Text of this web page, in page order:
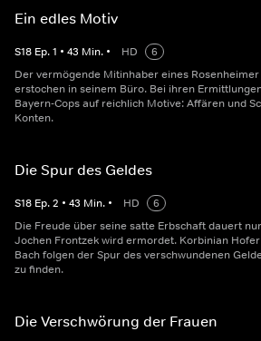
Ein edles Motiv
S18 Ep.1 • 43 Min. • HD
6
Der vermögende Mitinhaber eines
erstochen in seinem Büro. Bei ihren
Bayern-Cops auf reichlich Motive: Affären und
Konten.
Die Spur des Geldes
S18 Ep.2 • 43 Min. • HD
6
Die Freude über seine satte Erbschaft dauert
Jochen Frontzek wird ermordet. Korbinian
Bach folgen der Spur des verschwundenen
zu finden.
Die Verschwörung der Frauen